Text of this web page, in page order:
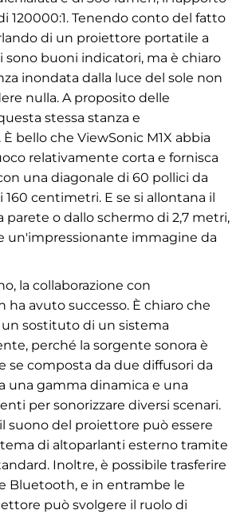
120000:1. Tenendo conto del fatto
di un proiettore portatile a
sono buoni indicatori, ma è chiaro
inondata dalla luce del sole non
nulla. A proposito delle
stessa stanza e
bello che ViewSonic M1X abbia
relativamente corta e fornisca
una diagonale di 60 pollici da
160 centimetri. E se si allontana il
parete o dallo schermo di 2,7 metri,
un'impressionante immagine da
la collaborazione con
ha avuto successo. È chiaro che
sostituto di un sistema
perché la sorgente sonora è
se composta da due diffusori da
una gamma dinamica e una
per sonorizzare diversi scenari.
suono del proiettore può essere
di altoparlanti esterno tramite
Inoltre, è possibile trasferire
Bluetooth, e in entrambe le
può svolgere il ruolo di